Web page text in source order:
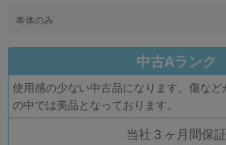
本体のみ
中古Aランク
使用感の少ない中古品になります。傷な
の中では美品となっております。
当社３ヶ月間保証
商品状態の絞り込み
CPUの絞り込み
OS